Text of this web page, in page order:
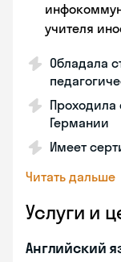
учителя
Обладала
Германии
Имеет
Читать дальше
Услуги и
Английский